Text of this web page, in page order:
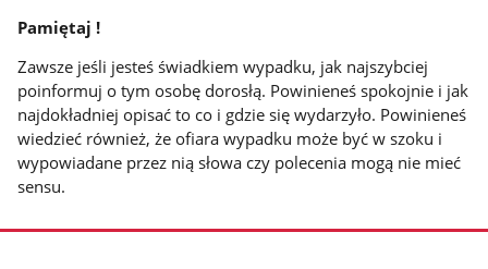
Pamiętaj !
Zawsze jeśli jesteś świadkiem wypadku, jak najszybciej
poinformuj o tym osobę dorosłą. Powinieneś spokojnie i jak
najdokładniej opisać to co i gdzie się wydarzyło. Powinieneś
wiedzieć również, że ofiara wypadku może być w szoku i
wypowiadane przez nią słowa czy polecenia mogą nie mieć
sensu.